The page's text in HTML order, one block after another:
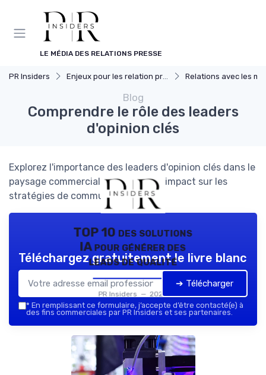
LE MÉDIA DES RELATIONS PRESSE
PR Insiders Enjeux pour les relation presse Relations avec les
Blog
Comprendre le rôle des leaders
d'opinion clés
Explorez l'importance des leaders d'opinion clés dans le
paysage commercial actuel et leur impact sur les
stratégies de communication.
TOP 10 des solutions
IA pour générer des
leads de qualité
PR Insiders — 2026
Téléchargez gratuitement le livre blanc
➔ Télécharger
* En remplissant ce formulaire, j’accepte d’être contacté(e) à
des fins commerciales par PR Insiders et ses partenaires.